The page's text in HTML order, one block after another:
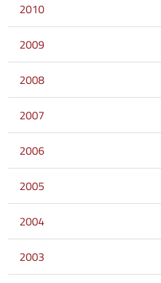
2010
2009
2008
2007
2006
2005
2004
2003